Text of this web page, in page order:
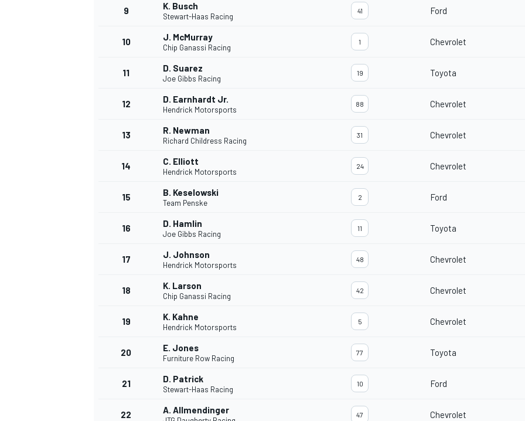
9 K. Busch
Stewart-Haas Racing
41 Ford
10 J. McMurray
Chip Ganassi Racing
1 Chevrolet
11 D. Suarez
Joe Gibbs Racing
19 Toyota
12 D. Earnhardt Jr.
Hendrick Motorsports
88 Chevrolet
13 R. Newman
Richard Childress Racing
31 Chevrolet
14 C. Elliott
Hendrick Motorsports
24 Chevrolet
15 B. Keselowski
Team Penske
2 Ford
16 D. Hamlin
Joe Gibbs Racing
11 Toyota
17 J. Johnson
Hendrick Motorsports
48 Chevrolet
18 K. Larson
Chip Ganassi Racing
42 Chevrolet
19 K. Kahne
Hendrick Motorsports
5 Chevrolet
20 E. Jones
Furniture Row Racing
77 Toyota
21 D. Patrick
Stewart-Haas Racing
10 Ford
22 A. Allmendinger 47 Chevrolet